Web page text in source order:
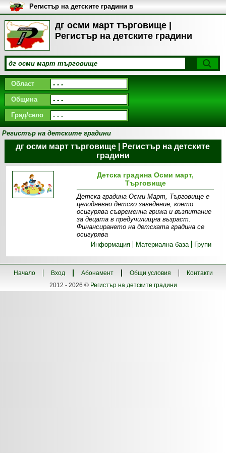
дг осми март търговище |
Регистър на детските градини
Регистър на детските градини в
България
Област
Община
Град/село
Регистър на детските градини
дг осми март търговище | Регистър на детските
градини
Детска градина Осми март,
Търговище
Детска градина Осми Март, Търговище е
целодневно детско заведение, което
осигурява съвременна грижа и възпитание
за децата в предучилищна възраст.
Финансирането на детската градина се
осигурява
Информация
Материална база Групи
Начало Вход Абонамент Общи условия
Контакти
2012 - 2026 © Регистър на детските градини